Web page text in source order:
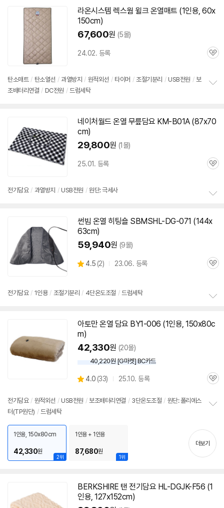
라온시스템 렉스웜 윌크 온열매트 (1인용, 60x
150cm)
67,600원 (5몰)
24.02. 등록
관
탄소매트 / 탄소열선 / 과열방지 / 원적외선 / 타이머 / 조절기분리 / USB전원 / 보
조배터리연결 / DC전원 / 드럼세탁
치
네이처월드 온열 무릎담요 KM-B01A (87x70
cm)
29,800원 (1몰)
25.01. 등록
관
전기 담요 / 과열방지 / USB전원 / 원단: 극세사
썬빔 온열 히팅숄 SBMSHL-DG-071 (144x
63cm)
59,940원 (9몰)
별
4.5 (상
뷰
2) 23.06. 등록
관
전기 담요 / 1인용 / 조절기분리 / 4단온도조절 / 드럼세탁
펼
아토만 온열 담요 BY1-006 (1인용, 150x80c
m)
42,330원 (20몰)
40,220원 [G마켓] BC카드
별
4.0 (상
리
33) 25.10. 등록
관
전기 담요 / 원적외선 / USB전원 / 보조배터리연결 / 3단온도조절 / 원단: 폴리에스
터(TP원단) / 드럼세탁
치
기
2위
1인용, 150x80cm
42,330원
1위
1인용 + 1인용
87,680원
더보기
BERKSHIRE 탠 전기담요 HL-DGJK-F56 (1
인용, 127x152cm) 세부정보 열기/접기